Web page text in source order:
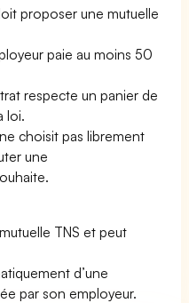
proposer une mutuelle
paie au moins 50
respecte un panier de
loi.
choisit pas librement
une
TNS et peut
d’une
par son employeur.